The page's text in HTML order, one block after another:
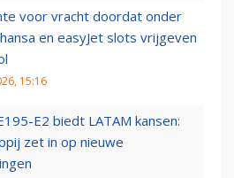
voor vracht doordat onder
en easyJet slots vrijgeven
15:16
E2 biedt LATAM kansen:
zet in op nieuwe